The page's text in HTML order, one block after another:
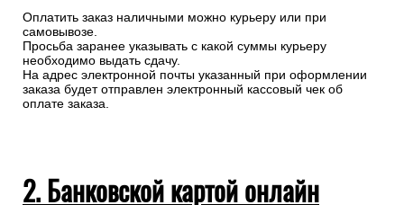
Оплатить заказ наличными можно курьеру или при
самовывозе.
Просьба заранее указывать с какой суммы курьеру
необходимо выдать сдачу.
На адрес электронной почты указанный при оформлении
заказа будет отправлен электронный кассовый чек об
оплате заказа.
2. Банковской картой онлайн